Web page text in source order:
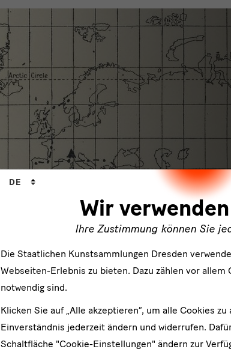
Wir
Ihre Zustimmung können Sie
Sprachwechsler
DE
Die Staatlichen Kunstsammlungen Dresden
Webseiten-Erlebnis zu bieten. Dazu zählen vor
notwendig sind.
Klicken Sie auf „Alle akzeptieren“, um alle Cookies
Einverständnis jederzeit ändern und widerrufen.
Schaltfläche "Cookie-Einstellungen" ändern zur